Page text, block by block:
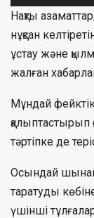
Нақты
нұқсан
ұстау және
жалған
Мұндай фейктік
қалыптастырып
тәртіпке де
Осындай
таратуды
үшінші